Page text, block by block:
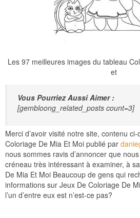
Les 97 meilleures images du tableau
et
Vous Pourriez Aussi Aimer :
[gembloong_related_posts count=3]
Merci d’avoir visité notre site, contenu
Coloriage De Mia Et Moi publié par
nous sommes ravis d’annoncer que
créneau très intéressant à examiner, à
De Mia Et Moi Beaucoup de gens qui
informations sur Jeux De Coloriage De
l’un d’entre eux est n’est-ce pas?